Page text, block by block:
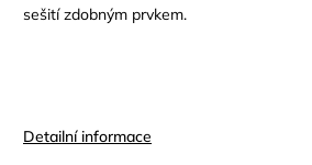
sešití zdobným prvkem.
Detailní informace